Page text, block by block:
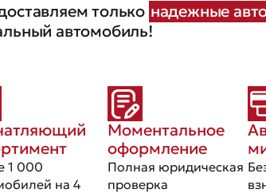
только надежные
автомобиль!
1 000
на 4
Моментальное
оформление
Полная юридическая
проверка